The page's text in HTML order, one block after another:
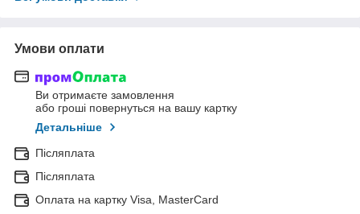
Умови оплати
Ви отримаєте замовлення
або гроші повернуться на вашу картку
Детальніше
Післяплата
Післяплата
Оплата на картку Visa, MasterCard